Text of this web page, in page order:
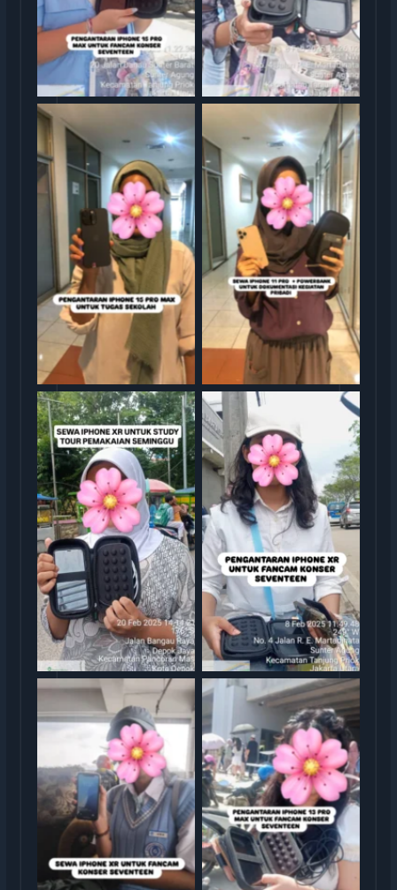
Sewa iphone jakarta Sewa iphone jakarta
Sewa iphone jakarta Sewa iphone jakarta
rental iphone jakarta rental iphone jakarta